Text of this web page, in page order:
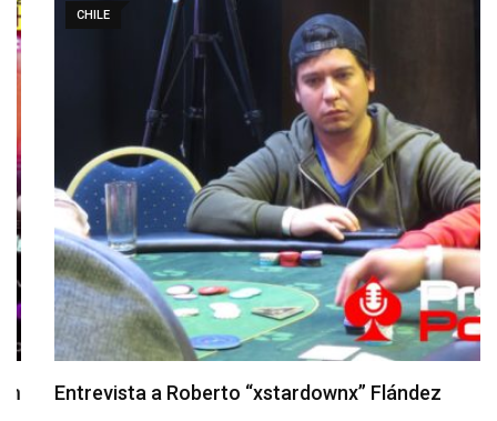
Entrevista a Roberto “xstardownx” Flández